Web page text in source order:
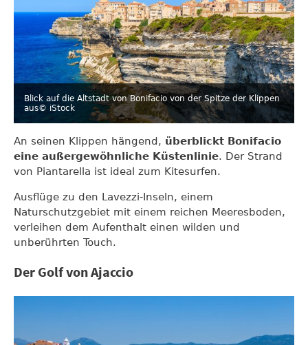
Blick auf die Altstadt von Bonifacio von der Spitze der Klippen
aus© iStock
An seinen Klippen hängend, überblickt Bonifacio
eine außergewöhnliche Küstenlinie. Der Strand
von Piantarella ist ideal zum Kitesurfen.
Ausflüge zu den Lavezzi-Inseln, einem
Naturschutzgebiet mit einem reichen Meeresboden,
verleihen dem Aufenthalt einen wilden und
unberührten Touch.
Der Golf von Ajaccio